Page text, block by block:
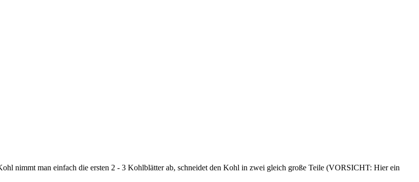
nimmt man einfach die ersten 2 - 3 Kohlblätter ab, schneidet den Kohl in zwei gleich große Teile (VORSICHT: Hier ein